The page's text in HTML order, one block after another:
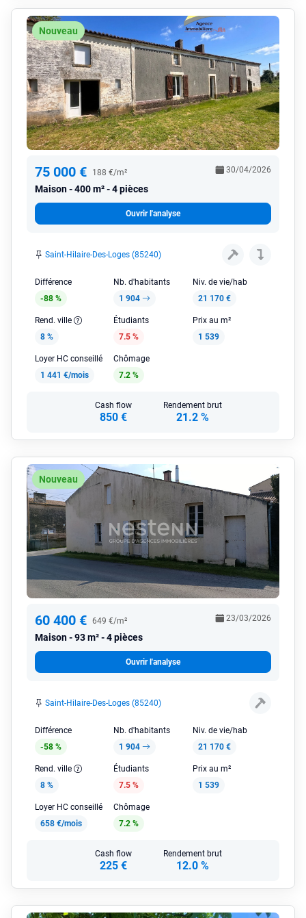
Nouveau
75 000 € 188 €/m²
Maison 400 m² - 4 pièces
30/04/2026
Ouvrir l'analyse
Saint-Hilaire-Des-Loges (85240)
Différence
-88 %
Nb. d'habitants
1 904
Niv. de vie/hab
21 170 €
Rend. ville
8 %
Étudiants
7.5 %
Prix au m²
1 539
Loyer HC conseillé
1 441 €/mois
Chômage
7.2 %
Cash flow
850 €
Rendement brut
21.2 %
Nouveau
60 400 € 649 €/m²
Maison 93 m² - 4 pièces
23/03/2026
Ouvrir l'analyse
Saint-Hilaire-Des-Loges (85240)
Différence
-58 %
Nb. d'habitants
1 904
Niv. de vie/hab
21 170 €
Rend. ville
8 %
Étudiants
7.5 %
Prix au m²
1 539
Loyer HC conseillé
658 €/mois
Chômage
7.2 %
Cash flow
225 €
Rendement brut
12.0 %